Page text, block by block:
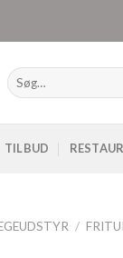
Søg
efter:
TILBUD
/